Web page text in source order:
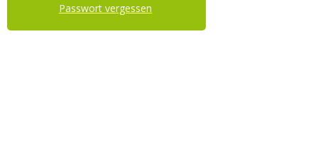
Passwort vergessen